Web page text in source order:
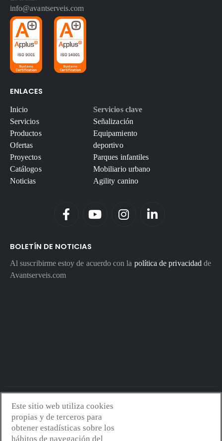
info@avantserveis.com
ENLACES
Inicio
Servicios
Productos
Ofertas
Proyectos
Catálogos
Noticias
Servicios clave
Señalización
Equipamiento
deportivo
Parques infantiles
Mobiliario urbano
Agility canino
BOLETÍN DE NOTICIAS
Al suscribirme estoy de acuerdo con la política de privacidad de
Avantserveis.com
Avantserveis.com -Aviso legal - GDPR
Política de cookies-Política de calidad y medio ambiente
web:Mejorconweb
Este sitio web utiliza cookies
propias y de terceros para
obtener estadísticas sobre los
hábitos de navegación del